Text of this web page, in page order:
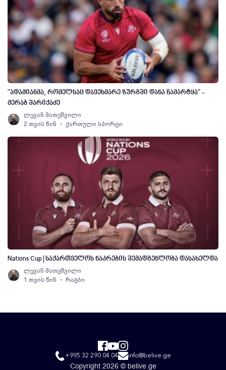
"ადამიანმა, რომელსაც დავეხმარე ზურგში დანა ჩამარტყა" -
მერაბ შარიქაძე
ლევან მათეშვილი
2 თვის წინ
ქართული სპორტი
Nations Cup | საქართველოს ნაკრების შემადგენლობა დასახელდა
ლევან მათეშვილი
1 თვის წინ
რაგბი
+995 32 290 04 04 info@belive.ge
Copyright 2026 © belive.ge